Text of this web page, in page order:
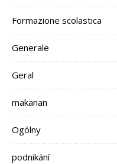
Formazione scolastica
Generale
Geral
makanan
Ogólny
podnikání